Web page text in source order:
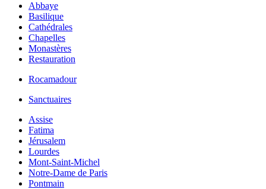
Abbaye
Basilique
Cathédrales
Chapelles
Monastères
Restauration
Rocamadour
Sanctuaires
Assise
Fatima
Jérusalem
Lourdes
Mont-Saint-Michel
Notre-Dame de Paris
Pontmain